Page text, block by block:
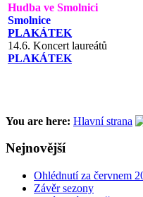
Hudba ve Smolnici
Smolnice
PLAKÁTEK
14.6. Koncert laureátů
PLAKÁTEK
You are here: Hlavní strana
Nejnovější
Ohlédnutí za červnem
Závěr sezony